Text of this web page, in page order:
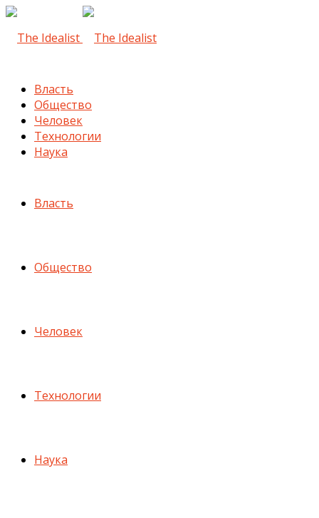
Власть
Общество
Человек
Технологии
Наука
Власть
Общество
Человек
Технологии
Наука